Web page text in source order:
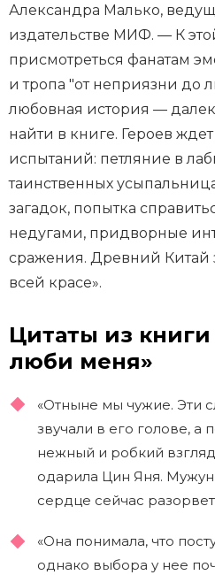
Александра Малько,
издательстве МИФ. — К
присмотреться фанатам
и тропа "от неприязни до
любовная история —
найти в книге. Героев
испытаний: петляние в
таинственных
загадок, попытка
недугами, придворные
сражения. Древний Китай
всей красе».
Цитаты из
люби меня»
«Отныне мы чужие. Эти
звучали в его голове, а
нежный и робкий
одарила Цин Яня. Мужун
сердце сейчас
«Она понимала, что
однако выбора у нее